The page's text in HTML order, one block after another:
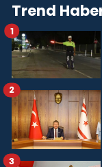
Trend
1
2
3